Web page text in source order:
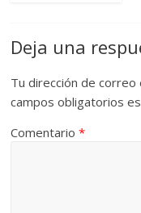
Deja una
Tu dirección de correo
campos obligatorios
Comentario*